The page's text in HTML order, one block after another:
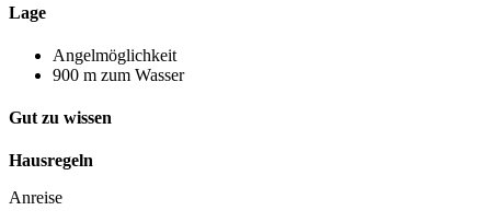
Lage
Angelmöglichkeit
900 m zum Wasser
Gut zu wissen
Hausregeln
Anreise